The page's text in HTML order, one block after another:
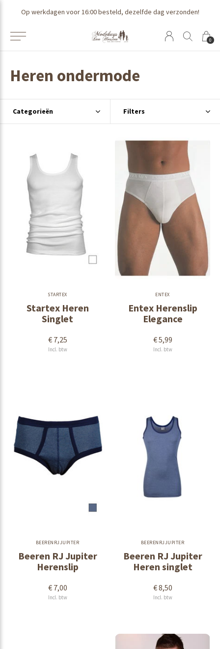
0
Op werkdagen voor 16:00 besteld, dezelfde dag verzonden!
Heren ondermode
Categorieën Filters
STARTEX
Startex Heren
Singlet
€ 7,25
Incl. btw
ENTEX
Entex Herenslip
Elegance
€ 5,99
Incl. btw
BEERENRJJUPITER
Beeren RJ Jupiter
Herenslip
€ 7,00
Incl. btw
BEERENRJJUPITER
Beeren RJ Jupiter
Heren singlet
€ 8,50
Incl. btw